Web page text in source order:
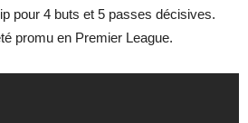
pour 4 buts et 5 passes décisives.
promu en Premier League.